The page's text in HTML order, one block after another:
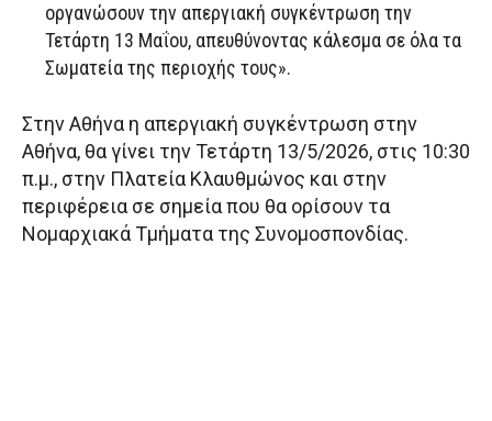
οργανώσουν την απεργιακή συγκέντρωση την
Τετάρτη 13 Μαΐου, απευθύνοντας κάλεσμα σε όλα τα
Σωματεία της περιοχής τους».
Στην Αθήνα η απεργιακή συγκέντρωση στην
Αθήνα, θα γίνει την Τετάρτη 13/5/2026, στις 10:30
π.μ., στην Πλατεία Κλαυθμώνος και στην
περιφέρεια σε σημεία που θα ορίσουν τα
Νομαρχιακά Τμήματα της Συνομοσπονδίας.